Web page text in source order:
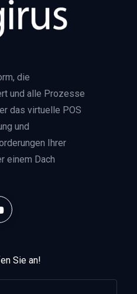
die
und alle Prozesse
das virtuelle POS
und
Ihrer
einem Dach
Sie an!